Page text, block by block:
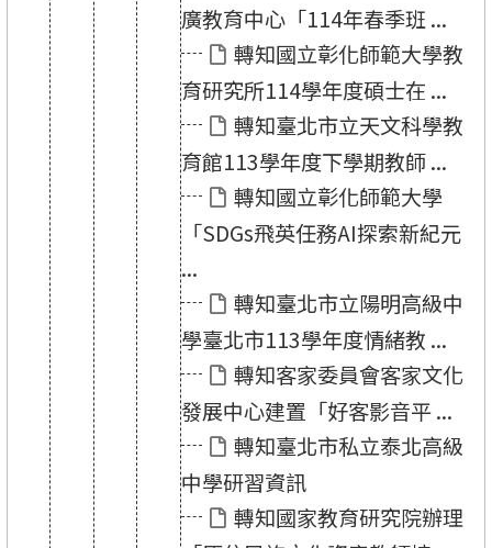
廣教育中心「114年春季班 ...
轉知國立彰化師範大學教
育研究所114學年度碩士在 ...
轉知臺北市立天文科學教
育館113學年度下學期教師 ...
轉知國立彰化師範大學
「SDGs飛英任務AI探索新紀元
...
轉知臺北市立陽明高級中
學臺北市113學年度情緒教 ...
轉知客家委員會客家文化
發展中心建置「好客影音平 ...
轉知臺北市私立泰北高級
中學研習資訊
轉知國家教育研究院辦理